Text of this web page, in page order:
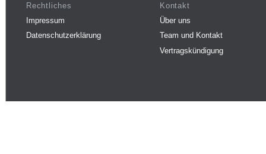
Rechtliches
Impressum
Datenschutzerklärung
Kontakt
Über uns
Team und Kontakt
Vertragskündigung